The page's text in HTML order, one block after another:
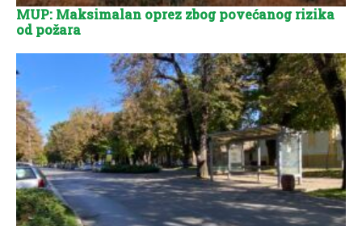
MUP: Maksimalan oprez zbog povećanog rizika
od požara